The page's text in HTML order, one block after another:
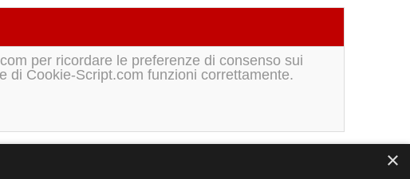
per ricordare le preferenze di consenso sui
di Cookie-Script.com funzioni correttamente.
×